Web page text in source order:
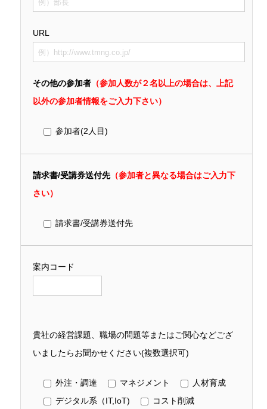
URL
その他の参加者 （参加人数が２名以上の場合は、上記
以外の参加者情報をご入力下さい）
参加者(2人目)
請求書/受講券送付先（参加者と異なる場合はご入力下
さい）
請求書/受講券送付先
案内コード
貴社の経営課題、職場の問題等またはご関心などござ
いましたらお聞かせください(複数選択可)
外注・調達 マネジメント
人材育成
デジタル系（IT,IoT)
コスト削減